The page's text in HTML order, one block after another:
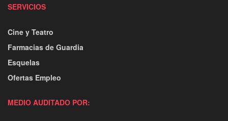
SERVICIOS
Cine y Teatro
Farmacias de Guardia
Esquelas
Ofertas Empleo
MEDIO AUDITADO POR: